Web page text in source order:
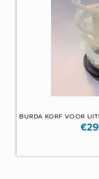
BURDA KORF VOOR
€